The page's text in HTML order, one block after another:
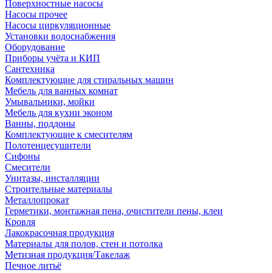
Поверхностные насосы
Насосы прочее
Насосы циркуляционные
Установки водоснабжения
Оборудование
Приборы учёта и КИП
Сантехника
Комплектующие для стиральных машин
Мебель для ванных комнат
Умывальники, мойки
Мебель для кухни эконом
Ванны, поддоны
Комплектующие к смесителям
Полотенцесушители
Сифоны
Смесители
Унитазы, инсталляции
Строительные материалы
Металлопрокат
Герметики, монтажная пена, очистители пены, клеи
Кровля
Лакокрасочная продукция
Материалы для полов, стен и потолка
Метизная продукция/Такелаж
Печное литьё